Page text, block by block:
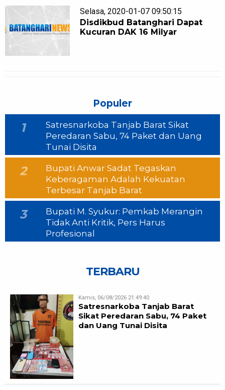
Selasa, 2020-01-07 09:50:15
Disdikbud Batanghari Dapat
Kucuran DAK 16 Milyar
Populer
1
Satresnarkoba Tanjab Barat Sikat
Peredaran Sabu, 74 Paket dan Uang
Tunai Disita
2
Bupati Anwar Sadat Tegaskan
Keberagaman Adalah Kekuatan
Terbesar Tanjab Barat
3
Bupati M. Syukur: Pemkab Merangin
Tidak Anti Kritik, Pers Harus
Profesional
TERBARU
Kamis, 06/08/2026 21:49:40
Satresnarkoba Tanjab Barat
Sikat Peredaran Sabu, 74 Paket
dan Uang Tunai Disita